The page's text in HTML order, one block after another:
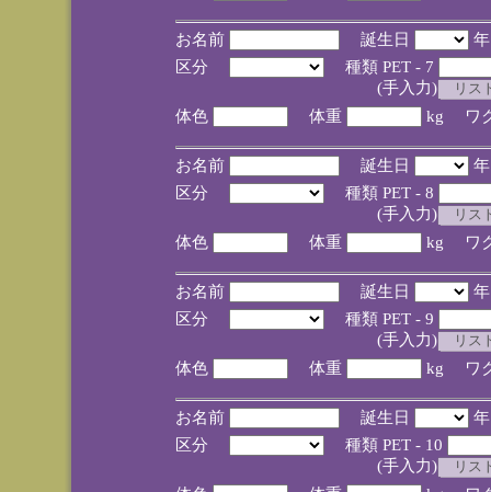
お名前 誕生日
区分
種類 PET - 7
(手入力)
体色
体重 kg ワ
お名前 誕生日
区分
種類 PET - 8
(手入力)
体色
体重 kg ワ
お名前 誕生日
区分
種類 PET - 9
(手入力)
体色
体重 kg ワ
お名前 誕生日
区分
種類 PET - 10
(手入力)